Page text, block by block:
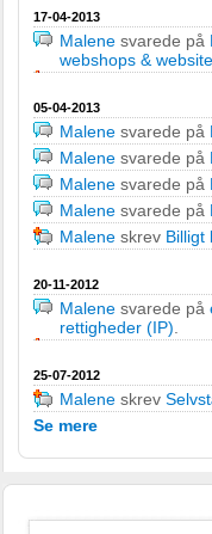
17-04-2013
Malene svarede på
webshops &
05-04-2013
Malene svarede på
Malene svarede på
Malene svarede på
Malene svarede på
Malene skrev Billigt
20-11-2012
Malene svarede på
rettigheder (IP)
25-07-2012
Malene skrev
Se mere